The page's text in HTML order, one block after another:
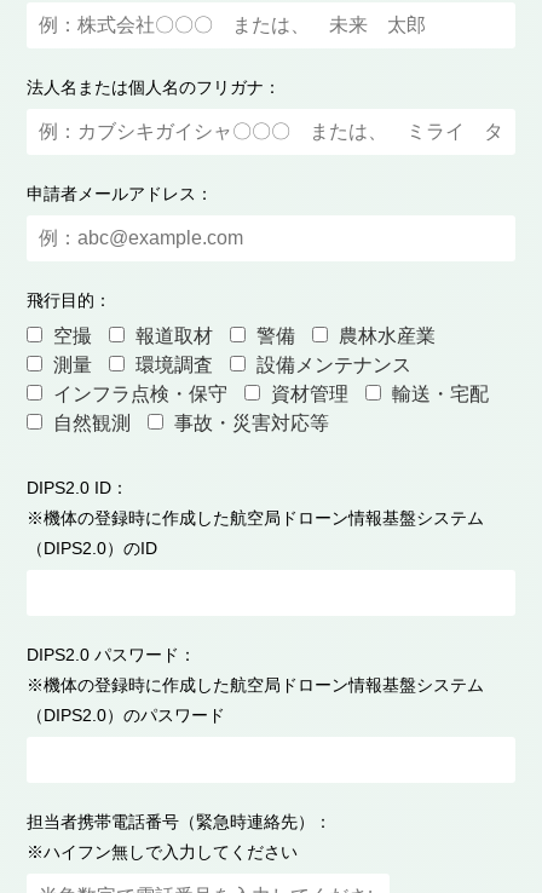
法人名または個人名のフリガナ：
申請者メールアドレス：
飛行目的：
空撮 報道取材 警備
農林水産業
測量
環境調査
設備メンテナンス
インフラ点検・保守
資材管理
輸送・宅配
自然観測
事故・災害対応等
DIPS2.0 ID：
※機体の登録時に作成した航空局ドローン情報基盤システム
（DIPS2.0）のID
DIPS2.0 パスワード：
※機体の登録時に作成した航空局ドローン情報基盤システム
（DIPS2.0）のパスワード
担当者携帯電話番号（緊急時連絡先）：
※ハイフン無しで入力してください